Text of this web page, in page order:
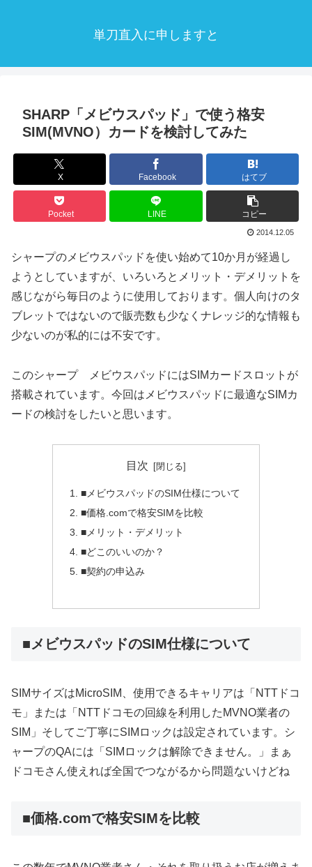
単刀直入に申しますと
SHARP「メビウスパッド」で使う格安
SIM(MVNO）カードを検討してみた
X Facebook はてブ
Pocket LINE コピー
2014.12.05
シャープのメビウスパッドを使い始めて10か月が経過し
ようとしていますが、いろいろとメリット・デメリットを
感じながら毎日のように使用しております。個人向けのタ
ブレットではないので販売数も少なくナレッジ的な情報も
少ないのが私的には不安です。
このシャープ メビウスパッドにはSIMカードスロットが
搭載されています。今回はメビウスパッドに最適なSIMカ
ードの検討をしたいと思います。
目次
■メビウスパッドのSIM仕様について
■価格.comで格安SIMを比較
■メリット・デメリット
■どこのいいのか？
■契約の申込み
■メビウスパッドのSIM仕様について
SIMサイズはMicroSIM、使用できるキャリアは「NTTドコ
モ」または「NTTドコモの回線を利用したMVNO業者の
SIM」そしてご丁寧にSIMロックは設定されています。シ
ャープのQAには「SIMロックは解除できません。」まぁ
ドコモさん使えれば全国でつながるから問題ないけどね
■価格.comで格安SIMを比較